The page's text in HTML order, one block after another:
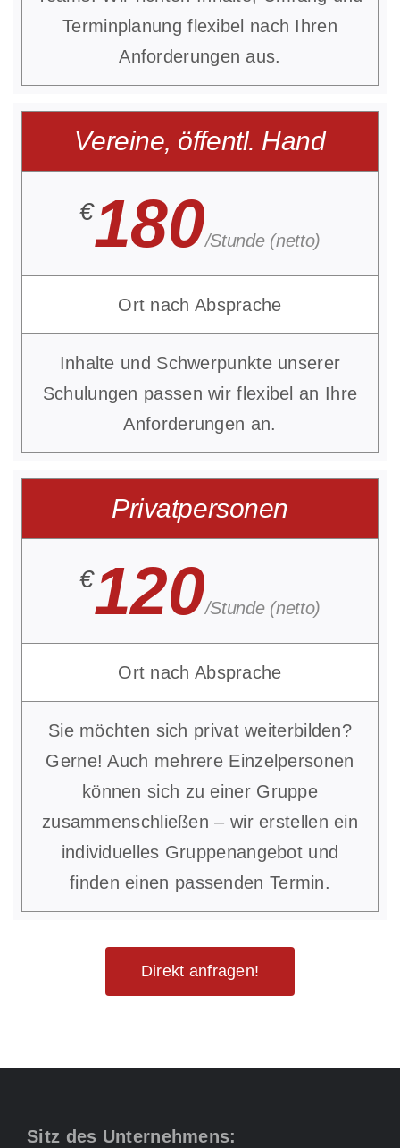
Terminplanung flexibel nach Ihren
Anforderungen aus.
Vereine, öffentl. Hand
€180/Stunde (netto)
Ort nach Absprache
Inhalte und Schwerpunkte unserer
Schulungen passen wir flexibel an Ihre
Anforderungen an.
Privatpersonen
€120/Stunde (netto)
Ort nach Absprache
Sie möchten sich privat weiterbilden?
Gerne! Auch mehrere Einzelpersonen
können sich zu einer Gruppe
zusammenschließen – wir erstellen ein
individuelles Gruppenangebot und
finden einen passenden Termin.
Direkt anfragen!
Sitz des Unternehmens: